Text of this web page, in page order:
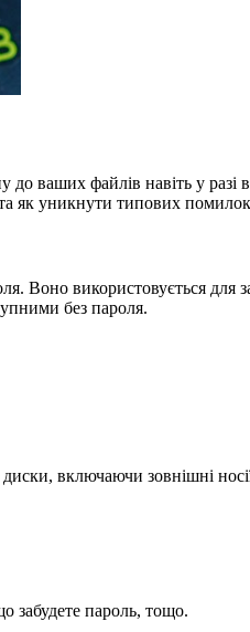
ваших файлів навіть у
як уникнути типових
Воно використовується для
без пароля.
включаючи зовнішні
забудете пароль, тощо.